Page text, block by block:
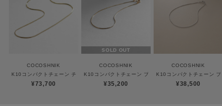
やお受けできない場合もございます。ショップリスト・連絡先はお取り扱い
ショップ検索でご確認お願い致します。
BAILA 2022年 3月号 掲載 CLASSY 1月号 掲載
COCOSHNIK
K10コンパクトチェーン チョーカー
¥73,700
SOLD OUT
COCOSHNIK
K10コンパクトチェーン ブレスレット
¥35,200
COCOSHNIK
K10コンパクトチェーン
¥38,500